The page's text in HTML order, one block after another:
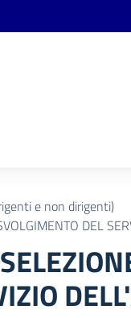
e non dirigenti)
DEL